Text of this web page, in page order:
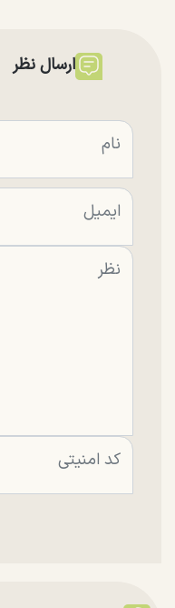
ارسال نظر